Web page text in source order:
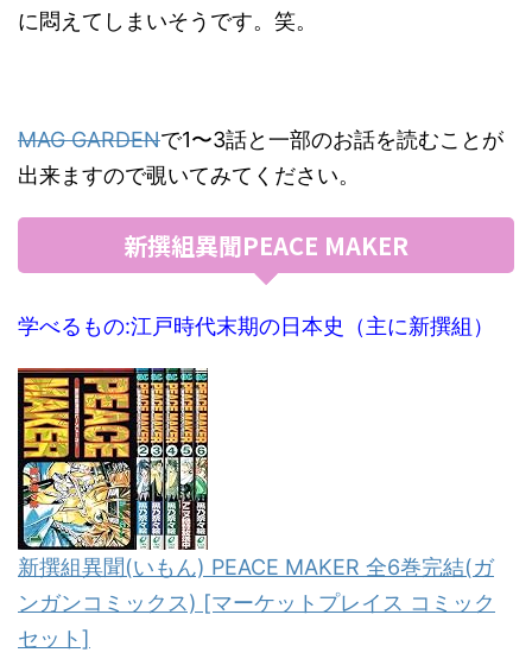
に悶えてしまいそうです。笑。
MAG GARDENで1〜3話と一部のお話を読むことが
出来ますので覗いてみてください。
新撰組異聞PEACE MAKER
学べるもの:江戸時代末期の日本史（主に新撰組）
新撰組異聞(いもん) PEACE MAKER 全6巻完結(ガ
ンガンコミックス) [マーケットプレイス コミック
セット]